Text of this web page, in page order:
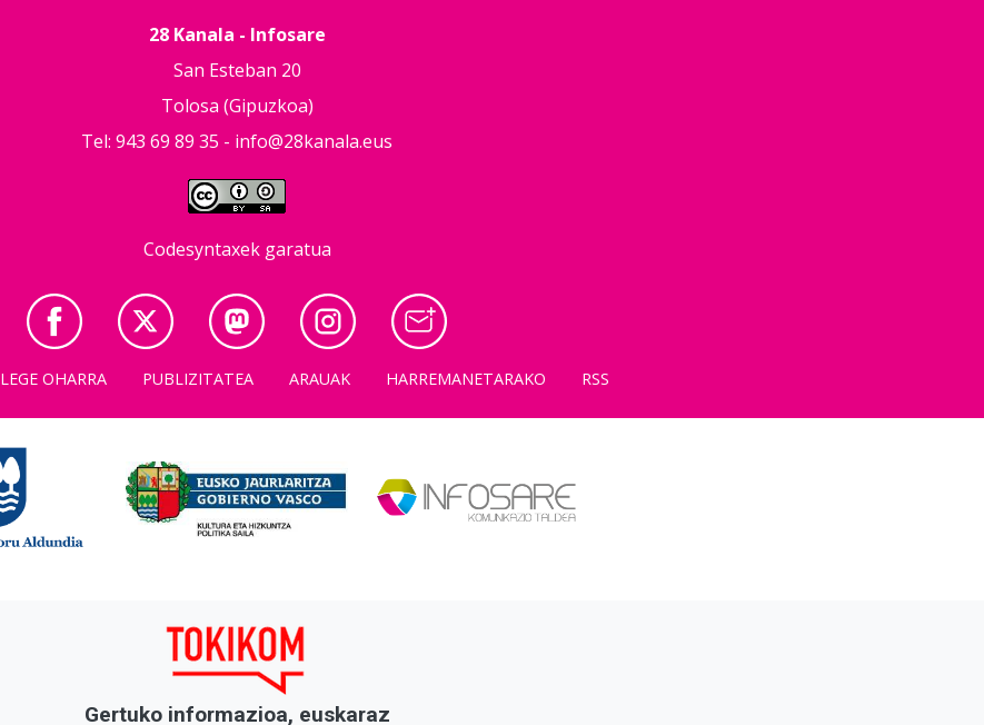
28 Kanala - Infosare
San Esteban 20
Tolosa (Gipuzkoa)
Tel: 943 69 89 35 - info@28kanala.eus
Codesyntaxek garatua
LEGE OHARRA PUBLIZITATEA ARAUAK HARREMANETARAKO RSS
Gertuko informazioa, euskaraz